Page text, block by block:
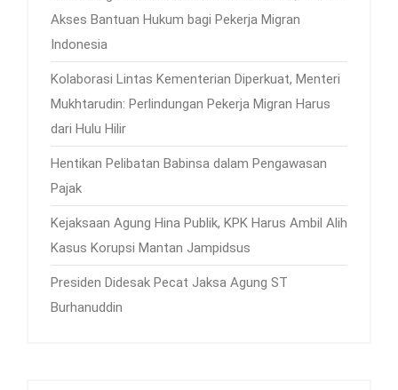
Akses Bantuan Hukum bagi Pekerja Migran
Indonesia
Kolaborasi Lintas Kementerian Diperkuat, Menteri
Mukhtarudin: Perlindungan Pekerja Migran Harus
dari Hulu Hilir
Hentikan Pelibatan Babinsa dalam Pengawasan
Pajak
Kejaksaan Agung Hina Publik, KPK Harus Ambil Alih
Kasus Korupsi Mantan Jampidsus
Presiden Didesak Pecat Jaksa Agung ST
Burhanuddin